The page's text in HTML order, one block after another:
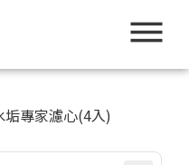
垢專家濾心(4入)